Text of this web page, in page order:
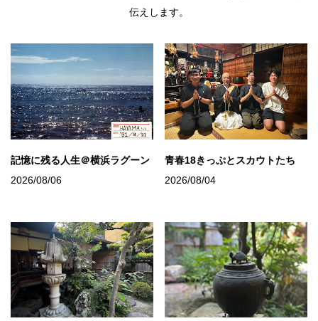
伝えします。
記憶に残る人生＠横浜ラグーン
2026/08/06
青春18きっぷとスカウトたち
2026/08/04